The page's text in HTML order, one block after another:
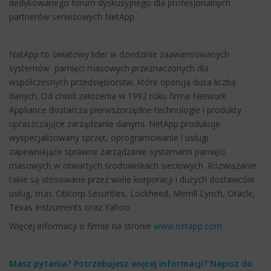
dedykowanego forum dyskusyjnego dla profesjonalnych
partnerów serwisowych NetApp
NatApp to światowy lider w dziedzinie zaawansowanych
systemów pamięci masowych przeznaczonych dla
współczesnych przedsiębiorstw, które operują duża liczbą
danych. Od chwili założenia w 1992 roku firma Network
Appliance dostarcza pierwszorzędne technologie i produkty
upraszczające zarządzanie danymi. NetApp produkuje
wyspecjalizowany sprzęt, oprogramowanie i usługi
zapewniające sprawne zarządzanie systemami pamięci
masowych w otwartych środowiskach sieciowych. Rozwiązanie
takie są stosowane przez wiele korporacji i dużych dostawców
usług, m.in. Citicorp Securities, Lockheed, Merrill Lynch, Oracle,
Texas Instruments oraz Yahoo.
Więcej informacji o firmie na stronie www.netapp.com
Masz pytania? Potrzebujesz więcej informacji? Napisz do